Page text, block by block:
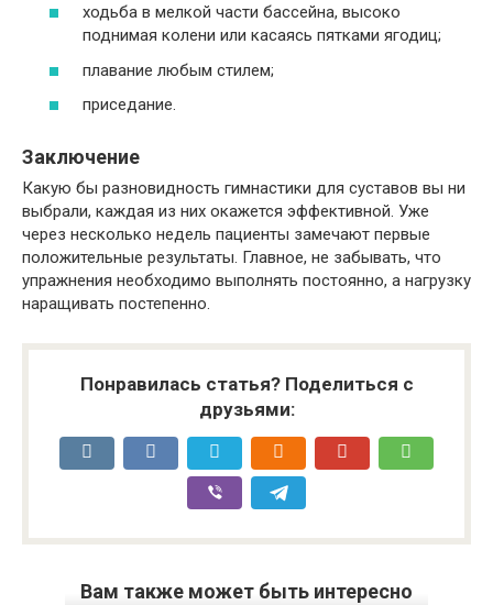
ходьба в мелкой части бассейна, высоко
поднимая колени или касаясь пятками ягодиц;
плавание любым стилем;
приседание.
Заключение
Какую бы разновидность гимнастики для суставов вы ни
выбрали, каждая из них окажется эффективной. Уже
через несколько недель пациенты замечают первые
положительные результаты. Главное, не забывать, что
упражнения необходимо выполнять постоянно, а нагрузку
наращивать постепенно.
Понравилась статья? Поделиться с
друзьями:
Вам также может быть интересно